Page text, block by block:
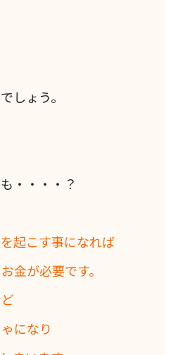
しょう。
・・・・？
起こす事になれば
金が必要です。
になり